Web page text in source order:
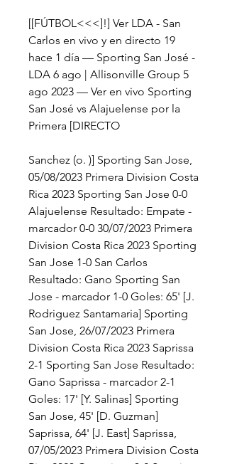
[[FÚTBOL<<<]!] Ver LDA - San
Carlos en vivo y en directo 19
hace 1 día — Sporting San José -
LDA 6 ago | Allisonville Group 5
ago 2023 — Ver en vivo Sporting
San José vs Alajuelense por la
Primera [DIRECTO
Sanchez (o. )] Sporting San Jose,
05/08/2023 Primera Division Costa
Rica 2023 Sporting San Jose 0-0
Alajuelense Resultado: Empate -
marcador 0-0 30/07/2023 Primera
Division Costa Rica 2023 Sporting
San Jose 1-0 San Carlos
Resultado: Gano Sporting San
Jose - marcador 1-0 Goles: 65' [J.
Rodriguez Santamaria] Sporting
San Jose, 26/07/2023 Primera
Division Costa Rica 2023 Saprissa
2-1 Sporting San Jose Resultado:
Gano Saprissa - marcador 2-1
Goles: 17' [Y. Salinas] Sporting
San Jose, 45' [D. Guzman]
Saprissa, 64' [J. East] Saprissa,
07/05/2023 Primera Division Costa